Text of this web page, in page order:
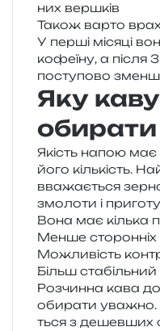
них вершків
Також варто
У перші міся­ці
кофе­ї­ну, а після
посту­по­во
Яку
обирати
Якість напою
його кіль­кість.
вва­жа­є­ться
змо­ло­ти і
Вона має кіль­ка
Менше
Можливість
Більш
Розчинна кава
оби­ра­ти ува­жно.
ться з дешев­ших